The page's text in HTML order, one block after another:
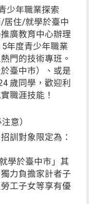
少年職業探索
居住/就學於臺中
廣教育中心辦理
年度青少年職業
門的技術專班。
臺中市）、或是
歲同學，歡迎利
職涯技能！
意）
訓對象限定為：
學於臺中市」其
力負擔家計者子
工子女等享有優